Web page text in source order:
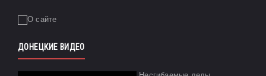
ДОНЕЦКИЕ ВИДЕО